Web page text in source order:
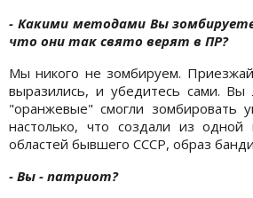
- Какими методами Вы
что они так свято верят в ПР?
Мы никого не зомбируем.
выразились, и убедитесь сами. Вы
"оранжевые" смогли зомбировать
настолько, что создали из
областей бывшего СССР, образ
- Вы - патриот?